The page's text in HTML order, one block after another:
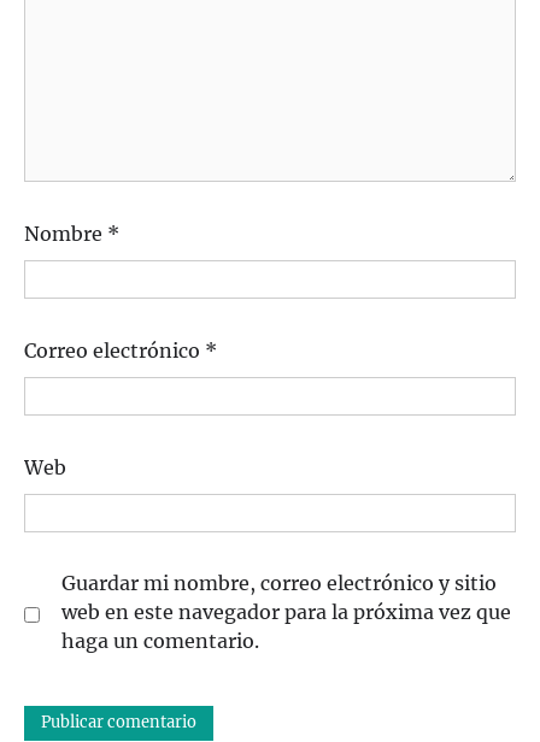
Nombre *
Correo electrónico *
Web
Guardar mi nombre, correo electrónico y sitio
web en este navegador para la próxima vez que
haga un comentario.